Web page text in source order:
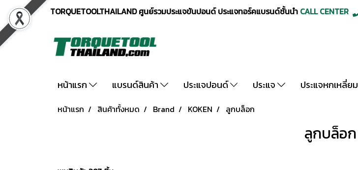
TORQUETOOLTHAILAND ศูนย์รวมประแจขันปอนด์ ประแจทอร์คแบรนด์ชั้นนำ CALL CENTER
หน้าแรก แบรนด์สินค้า ประแจปอนด์ ประแจ ประแจหกเหลี่ยม
หน้าแรก สินค้าทั้งหมด Brand KOKEN ลูกบล็อก
ลูกบล็อก